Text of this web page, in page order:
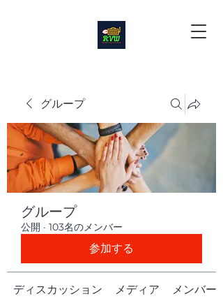
グループ
グループ
公開 · 103名のメンバー
参加する
ディスカッション メディア メンバー